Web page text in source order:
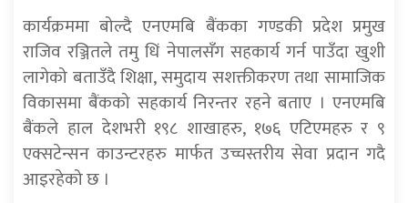
कार्यक्रममा बोल्दै एनएमबि बैंकका गण्डकी प्रदेश प्रमुख
राजिव रञ्जितले तमु धिं नेपालसँग सहकार्य गर्न पाउँदा खुशी
लागेको बताउँदै शिक्षा, समुदाय सशक्तीकरण तथा सामाजिक
विकासमा बैंकको सहकार्य निरन्तर रहने बताए । एनएमबि
बैंकले हाल देशभरी १९८ शाखाहरु, १७६ एटिएमहरु र ९
एक्सटेन्सन काउन्टरहरु मार्फत उच्चस्तरीय सेवा प्रदान गदै
आइरहेको छ ।